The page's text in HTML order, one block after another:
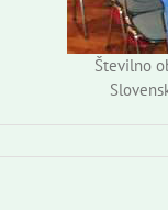
Številno